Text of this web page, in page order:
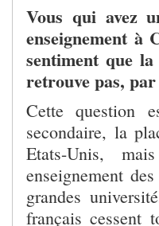
Vous qui avez
enseignement à
sentiment que
retrouve pas,
Cette question
secondaire, la
Etats-Unis,
enseignement
grandes
français cessent